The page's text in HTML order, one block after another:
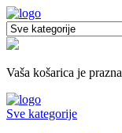
Vaša košarica je prazna
Sve kategorije